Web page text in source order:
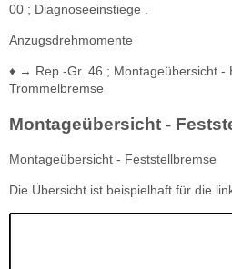
00 ; Diagnoseeinstiege .
Anzugsdrehmomente
♦ → Rep.-Gr. 46 ; Montageübersicht -
Trommelbremse
Montageübersicht -
Montageübersicht - Feststellbremse
Die Übersicht ist beispielhaft für die